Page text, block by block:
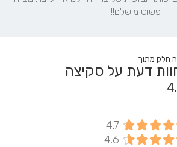
פשוט מושלם!!!
דעת על סקיצה
4.7
4.6